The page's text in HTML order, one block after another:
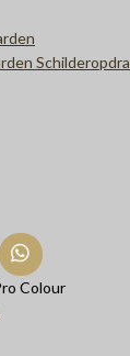
W
h
Colour